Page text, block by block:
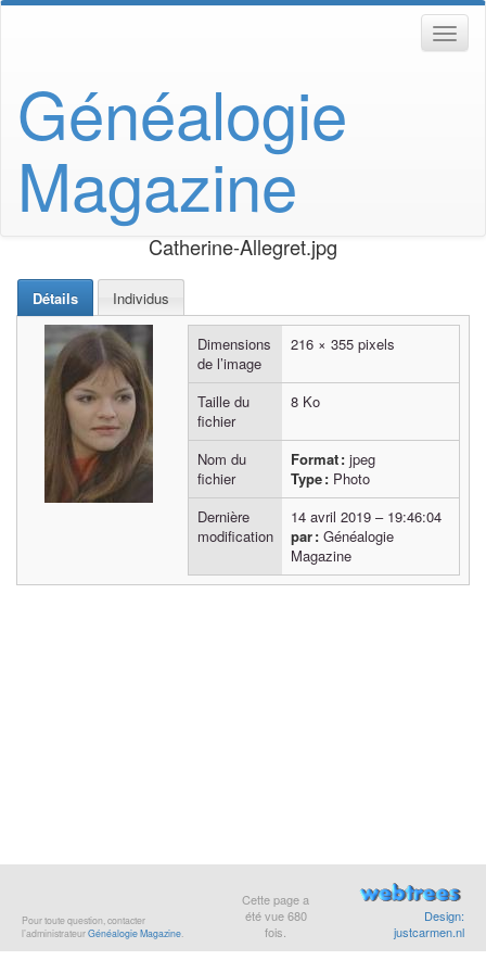
Généalogie
Magazine
Catherine-Allegret.jpg
Détails Individus
Dimensions
de l’image
216 × 355 pixels
Taille du
fichier
8 Ko
Nom du
fichier
Format : jpeg
Type : Photo
Dernière
modification
14 avril 2019 – 19:46:04
par : Généalogie
Magazine
Pour toute question, contacter
l’administrateurGénéalogie Magazine.
Cette page a
été vue680
fois.
Design:
justcarmen.nl